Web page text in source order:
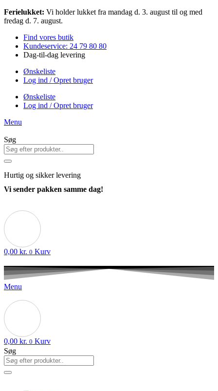
Videre
til
Ferielukket: Vi holder lukket fra mandag d. 3. august til og med
fredag d. 7. august.
Find vores butik
Kundeservice: 24 79 80 80
Dag-til-dag levering
Ønskeliste
Log ind / Opret bruger
Ønskeliste
Log ind / Opret bruger
Menu
Søg
Hurtig og sikker levering
Vi sender pakken samme dag!
0,00 kr. 0 Kurv
Menu
0,00 kr. 0 Kurv
Søg